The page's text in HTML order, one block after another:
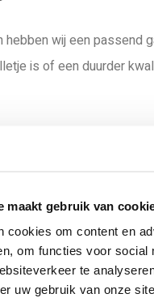
maakt gebruik van
cookies om content en
om functies voor social
te
uw gebruik van onze
hebben wij een passend
is of een duurder
merken voor